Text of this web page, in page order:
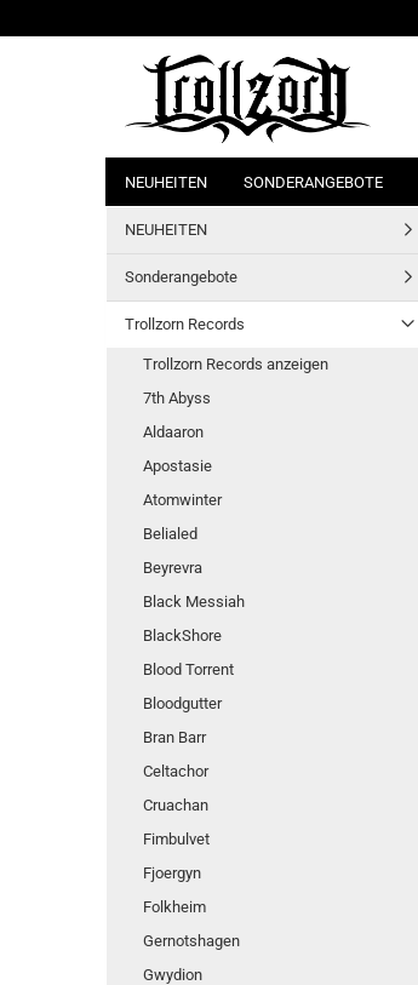
NEUHEITEN SONDERANGEBOTE
NEUHEITEN
Sonderangebote
Trollzorn Records
Trollzorn Records anzeigen
7th Abyss
Aldaaron
Apostasie
Atomwinter
Belialed
Beyrevra
Black Messiah
BlackShore
Blood Torrent
Bloodgutter
Bran Barr
Celtachor
Cruachan
Fimbulvet
Fjoergyn
Folkheim
Gernotshagen
Gwydion